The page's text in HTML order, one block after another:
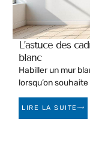
L’astuce des
blanc
Habiller un mur
lorsqu’on
LIRE LA SUITE